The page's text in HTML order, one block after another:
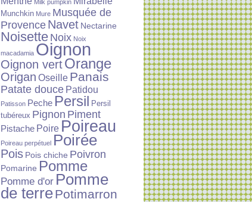
Milk pumpkin
Munchkin Mure Musquée de
Provence Navet Nectarine
Noisette Noix Noix
macadamia Oignon
Oignon vertOrange
Origan Oseille Panais
Patate douce Patidou
Patisson Peche Persil Persil
tubéreux Pignon Piment
Pistache Poire Poireau
Poireau perpétuel Poirée
Pois Pois chiche Poivron
Pomarine Pomme
Pomme d'or Pomme
de terrePotimarron